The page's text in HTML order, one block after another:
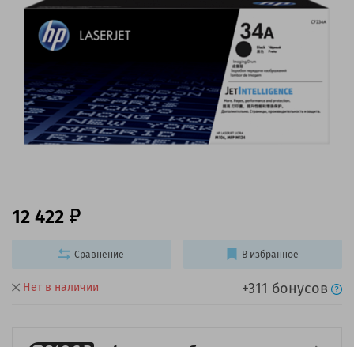
Нет в наличии +311 бонусов
12 422
Сравнение В избранное